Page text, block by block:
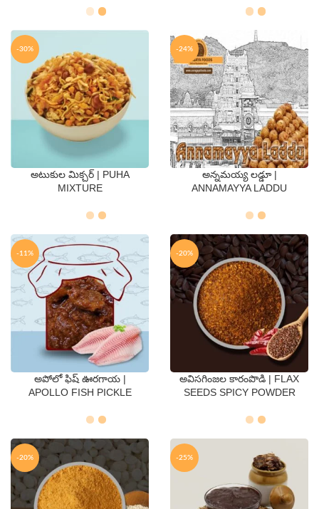
-30%
QTY
అటుకుల మిక్చర్ | PUHA
MIXTURE
-24%
QTY
అన్నమయ్య లడ్డూ |
ANNAMAYYA LADDU
-11%
QTY
అపోలో ఫిష్ ఊరగాయ |
APOLLO FISH PICKLE
-20%
QTY
అవిసగింజల కారంపొడి | FLAX
SEEDS SPICY POWDER
-20% -25%